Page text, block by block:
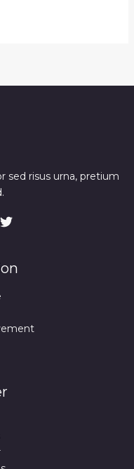
sed risus urna, pretium